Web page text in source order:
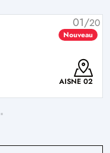
01/20
Nouveau
AISNE 02